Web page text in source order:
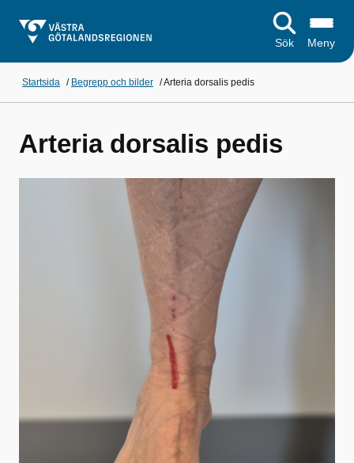
Sök Meny
Startsida / Begrepp och bilder /Arteria dorsalis pedis
Arteria dorsalis pedis